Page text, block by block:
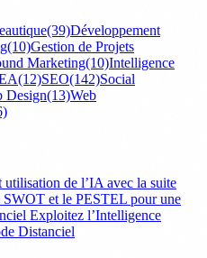
(39)Développement
(10)Gestion de Projets
Marketing(10)Intelligence
(12)SEO(142)Social
Design(13)Web
de l’IA avec la suite
et le PESTEL pour une
Exploitez l’Intelligence
Distanciel